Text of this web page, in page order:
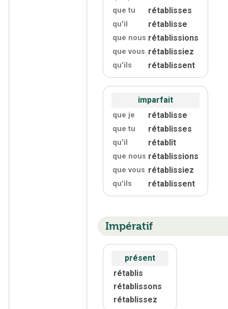
que tu rétablisses
qu'il rétablisse
que nous rétablissions
que vous rétablissiez
qu'ils rétablissent
imparfait
que je rétablisse
que tu rétablisses
qu'il rétablît
que nous rétablissions
que vous rétablissiez
qu'ils rétablissent
Impératif
présent
rétablis
rétablissons
rétablissez